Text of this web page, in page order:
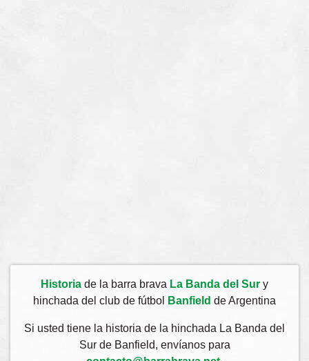
Historia de la barra brava La Banda del Sur y
hinchada del club de fútbol
Banfield de Argentina
Si usted tiene la historia de la hinchada La Banda del
Sur de Banfield, envíanos para